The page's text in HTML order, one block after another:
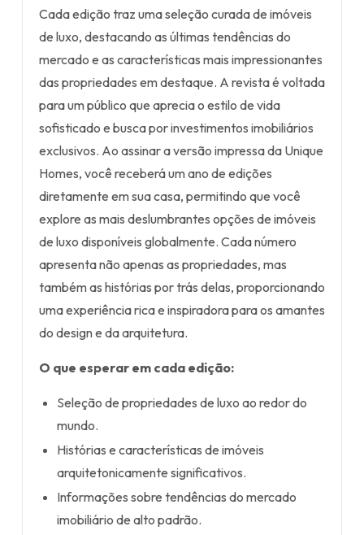
Cada edição traz uma seleção curada de imóveis
de luxo, destacando as últimas tendências do
mercado e as características mais impressionantes
das propriedades em destaque. A revista é voltada
para um público que aprecia o estilo de vida
sofisticado e busca por investimentos imobiliários
exclusivos. Ao assinar a versão impressa da Unique
Homes, você receberá um ano de edições
diretamente em sua casa, permitindo que você
explore as mais deslumbrantes opções de imóveis
de luxo disponíveis globalmente. Cada número
apresenta não apenas as propriedades, mas
também as histórias por trás delas, proporcionando
uma experiência rica e inspiradora para os amantes
do design e da arquitetura.
O que esperar em cada edição:
Seleção de propriedades de luxo ao redor do
mundo.
Histórias e características de imóveis
arquitetonicamente significativos.
Informações sobre tendências do mercado
imobiliário de alto padrão.